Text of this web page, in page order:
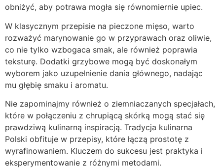
obniżyć, aby potrawa mogła się równomiernie upiec.
W klasycznym przepisie na pieczone mięso, warto
rozważyć marynowanie go w przyprawach oraz oliwie,
co nie tylko wzbogaca smak, ale również poprawia
teksturę. Dodatki grzybowe mogą być doskonałym
wyborem jako uzupełnienie dania głównego, nadając
mu głębię smaku i aromatu.
Nie zapominajmy również o ziemniaczanych specjałach,
które w połączeniu z chrupiącą skórką mogą stać się
prawdziwą kulinarną inspiracją. Tradycja kulinarna
Polski obfituje w przepisy, które łączą prostotę z
wyrafinowaniem. Kluczem do sukcesu jest praktyka i
eksperymentowanie z różnymi metodami.